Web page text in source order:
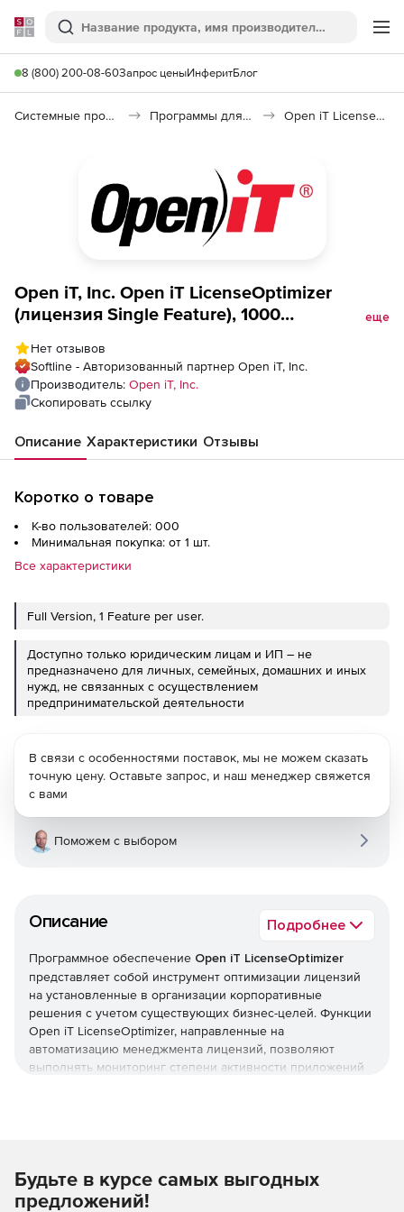
Softline
Поиск
8 (800) 200-08-60Запрос ценыИнферитБлог
Системные программы Программы для настройки системы Open iT LicenseOptimizer
Open iT, Inc. Open iT LicenseOptimizer
(лицензия Single Feature), 1000
еще
Нет отзывов
Softline - Авторизованный партнер Open iT, Inc.
Производитель: Open iT, Inc.
Скопировать ссылку
Описание Характеристики Отзывы
Коротко о товаре
К-во пользователей: 000
Минимальная покупка: от 1 шт.
Все характеристики
Full Version, 1 Feature per user.
Доступно только юридическим лицам и ИП – не
предназначено для личных, семейных, домашних и иных
нужд, не связанных с осуществлением
предпринимательской деятельности
Описание Подробнее
Программное обеспечение Open iT LicenseOptimizer
представляет собой инструмент оптимизации лицензий
на установленные в организации корпоративные
решения с учетом существующих бизнес-целей. Функции
Open iT LicenseOptimizer, направленные на
автоматизацию менеджмента лицензий, позволяют
выполнять мониторинг степени активности приложений
управлением операционных систем Windows, Linux,
Unix.
Возможности пользователей LicenseOptimizer:
В связи с особенностями поставок, мы не можем сказать
точную цену. Оставьте запрос, и наш менеджер свяжется
с вами
Поможем с выбором
Будьте в курсе самых выгодных
предложений!